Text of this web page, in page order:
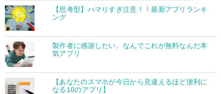
【思考型】ハマりすぎ注意！！最新アプリランキ
ング
製作者に感謝したい。なんでこれが無料なんだ本
気アプリ
【あなたのスマホが今日から見違えるほど便利に
なる10のアプリ】